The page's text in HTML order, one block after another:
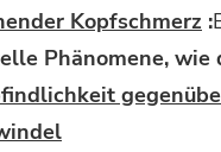
Kopfschmerz :
Phänomene, wie